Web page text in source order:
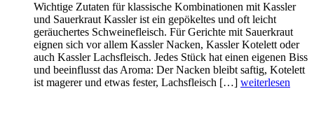
Wichtige Zutaten für klassische Kombinationen mit Kassler
und Sauerkraut Kassler ist ein gepökeltes und oft leicht
geräuchertes Schweinefleisch. Für Gerichte mit Sauerkraut
eignen sich vor allem Kassler Nacken, Kassler Kotelett oder
auch Kassler Lachsfleisch. Jedes Stück hat einen eigenen Biss
und beeinflusst das Aroma: Der Nacken bleibt saftig, Kotelett
ist magerer und etwas fester, Lachsfleisch […] weiterlesen